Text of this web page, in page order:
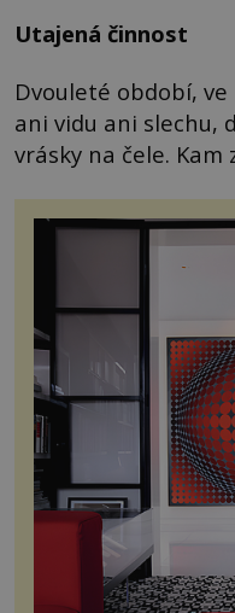
Utajená činnost
Dvouleté období,
ani vidu ani slechu,
vrásky na čele. Kam